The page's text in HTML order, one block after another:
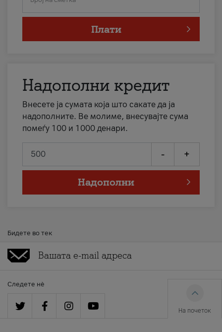
Плати
Надополни кредит
Внесете ја сумата која што сакате да ја
надополните. Ве молиме, внесувајте сума
помеѓу 100 и 1000 денари.
- +
Надополни
Бидете во тек
Следете нè
На почеток